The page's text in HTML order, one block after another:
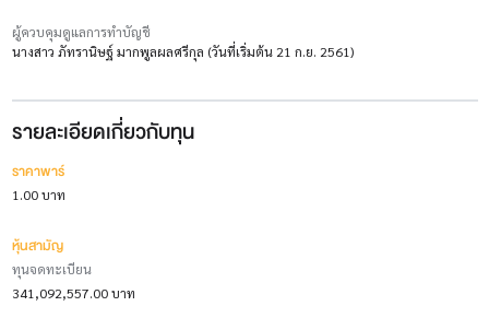
ผู้ควบคุมดูแลการทำบัญชี
นางสาว ภัทรานิษฐ์ มากพูลผลศรีกุล (วันที่เริ่มต้น 21 ก.ย. 2561)
รายละเอียดเกี่ยวกับทุน
ราคาพาร์
1.00 บาท
หุ้นสามัญ
ทุนจดทะเบียน
341,092,557.00 บาท